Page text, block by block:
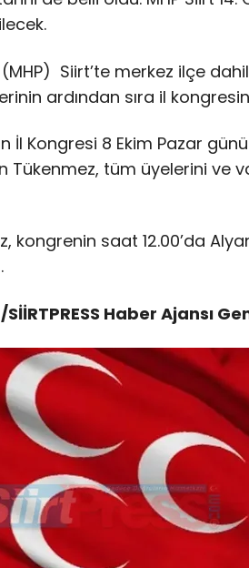
Siirt’te merkez ilçe
ardından sıra il
İl Kongresi 8 Ekim Pazar
Tükenmez, tüm üyelerini ve
kongrenin saat 12.00’da
Haber Ajansı